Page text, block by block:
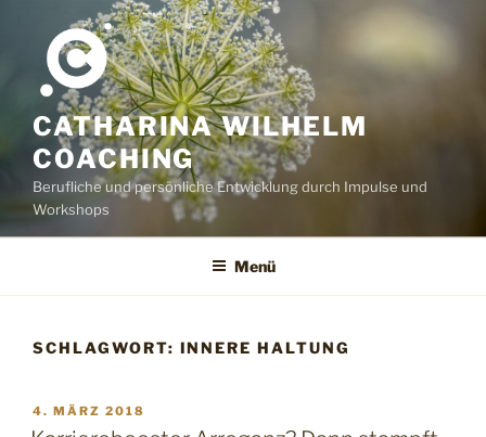
springen
CATHARINA WILHELM
COACHING
Berufliche und persönliche Entwicklung durch Impulse und
Workshops
Menü
SCHLAGWORT: INNERE HALTUNG
VERÖFFENTLICHT
AM
4. MÄRZ 2018